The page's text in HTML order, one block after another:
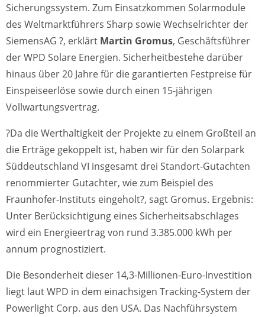
Sicherungssystem. Zum Einsatzkommen Solarmodule
des Weltmarktführers Sharp sowie Wechselrichter der
SiemensAG ?, erklärt Martin Gromus, Geschäftsführer
der WPD Solare Energien. Sicherheitbestehe darüber
hinaus über 20 Jahre für die garantierten Festpreise für
Einspeiseerlöse sowie durch einen 15-jährigen
Vollwartungsvertrag.
?Da die Werthaltigkeit der Projekte zu einem Großteil an
die Erträge gekoppelt ist, haben wir für den Solarpark
Süddeutschland VI insgesamt drei Standort-Gutachten
renommierter Gutachter, wie zum Beispiel des
Fraunhofer-Instituts eingeholt?, sagt Gromus. Ergebnis:
Unter Berücksichtigung eines Sicherheitsabschlages
wird ein Energieertrag von rund 3.385.000 kWh per
annum prognostiziert.
Die Besonderheit dieser 14,3-Millionen-Euro-Investition
liegt laut WPD in dem einachsigen Tracking-System der
Powerlight Corp. aus den USA. Das Nachführsystem